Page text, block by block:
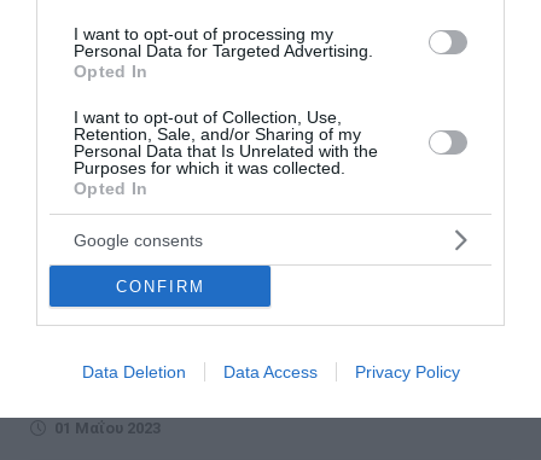
I want to opt-out of processing my
Personal Data for Targeted Advertising.
Opted In
I want to opt-out of Collection, Use,
Retention, Sale, and/or Sharing of my
Personal Data that Is Unrelated with the
Purposes for which it was collected.
Opted In
Google consents
CONFIRM
Data Deletion Data Access Privacy Policy
Γιώργος Καραϊβάζ: Τον δολοφόνησαν γιατί θα
κατέθετε για την Greek Mafia και θα
κατονόμαζε τον «άρχοντα της νύχτας»
μητέρας και της αδερφής του Γιώργου Καραϊβάζ, η οποία
01 Μαΐου 2023